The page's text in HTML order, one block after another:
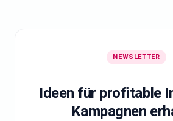
NEWSLETTER
Ideen für profitable
Kampagnen